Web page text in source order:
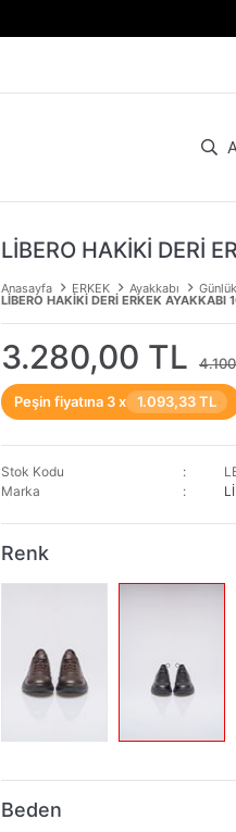
LİBERO HAKİKİ DERİ
Anasayfa ERKEK Ayakkabı
LİBERO HAKİKİ DERİ ERKEK AYAKKABI
3.280,00 TL
Peşin fiyatına 3 x 1.093,33 TL
Stok Kodu
Marka
Renk
Beden